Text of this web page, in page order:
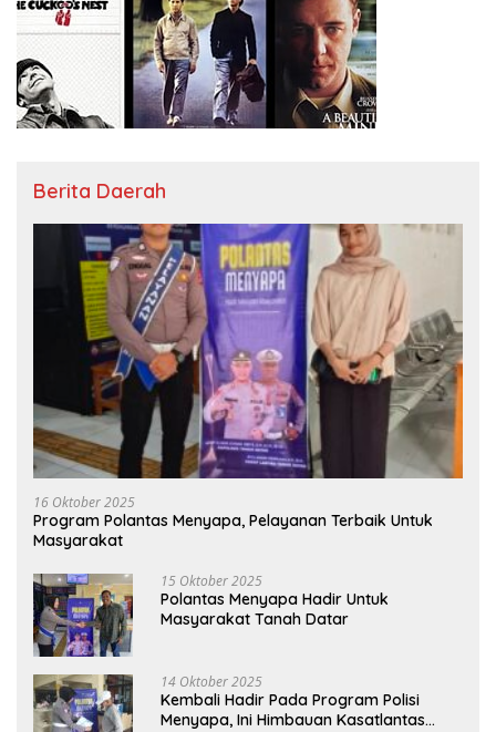
Berita Daerah
16 Oktober 2025
Program Polantas Menyapa, Pelayanan Terbaik Untuk
Masyarakat
15 Oktober 2025
Polantas Menyapa Hadir Untuk
Masyarakat Tanah Datar
14 Oktober 2025
Kembali Hadir Pada Program Polisi
Menyapa, Ini Himbauan Kasatlantas